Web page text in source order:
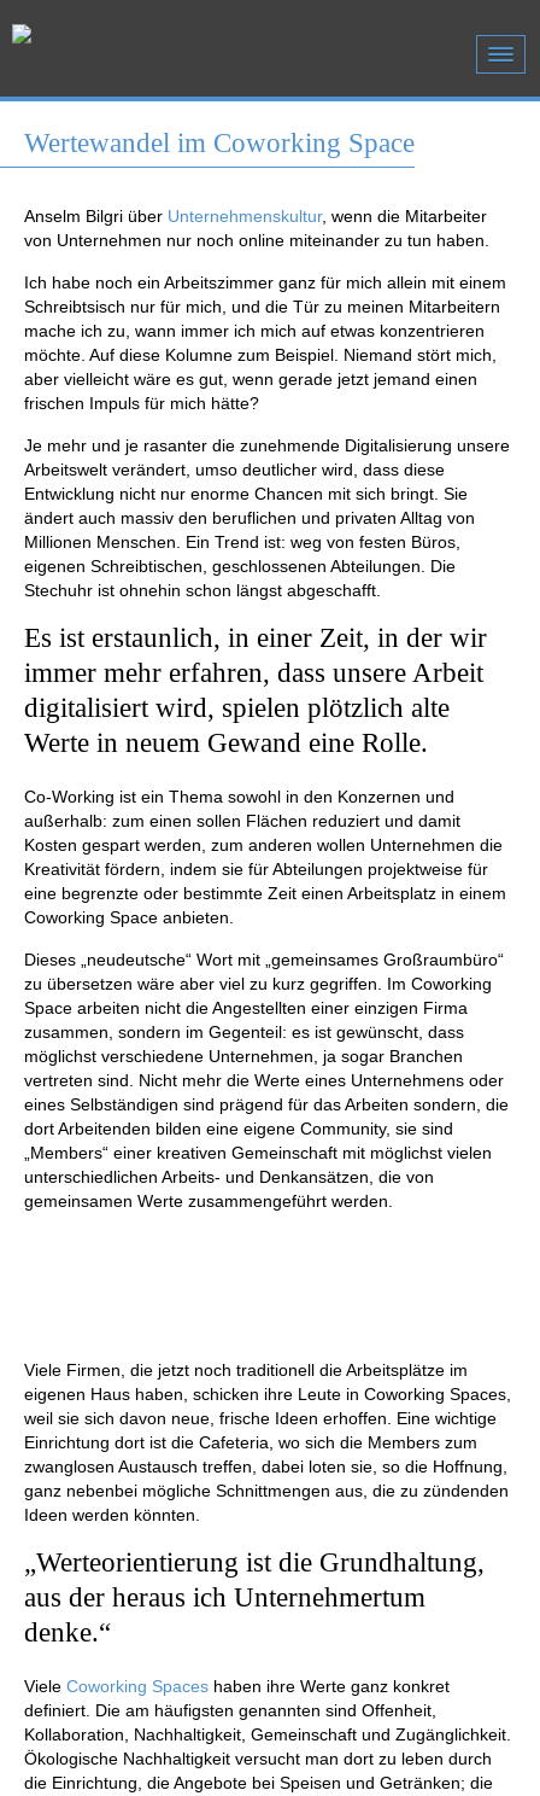
Wertewandel im Coworking Space
Anselm Bilgri über Unternehmenskultur, wenn die Mitarbeiter
von Unternehmen nur noch online miteinander zu tun haben.
Ich habe noch ein Arbeitszimmer ganz für mich allein mit einem
Schreibtsisch nur für mich, und die Tür zu meinen Mitarbeitern
mache ich zu, wann immer ich mich auf etwas konzentrieren
möchte. Auf diese Kolumne zum Beispiel. Niemand stört mich,
aber vielleicht wäre es gut, wenn gerade jetzt jemand einen
frischen Impuls für mich hätte?
Je mehr und je rasanter die zunehmende Digitalisierung unsere
Arbeitswelt verändert, umso deutlicher wird, dass diese
Entwicklung nicht nur enorme Chancen mit sich bringt. Sie
ändert auch massiv den beruflichen und privaten Alltag von
Millionen Menschen. Ein Trend ist: weg von festen Büros,
eigenen Schreibtischen, geschlossenen Abteilungen. Die
Stechuhr ist ohnehin schon längst abgeschafft.
Es ist erstaunlich, in einer Zeit, in der wir
immer mehr erfahren, dass unsere Arbeit
digitalisiert wird, spielen plötzlich alte
Werte in neuem Gewand eine Rolle.
Co-Working ist ein Thema sowohl in den Konzernen und
außerhalb: zum einen sollen Flächen reduziert und damit
Kosten gespart werden, zum anderen wollen Unternehmen die
Kreativität fördern, indem sie für Abteilungen projektweise für
eine begrenzte oder bestimmte Zeit einen Arbeitsplatz in einem
Coworking Space anbieten.
Dieses „neudeutsche“ Wort mit „gemeinsames Großraumbüro“
zu übersetzen wäre aber viel zu kurz gegriffen. Im Coworking
Space arbeiten nicht die Angestellten einer einzigen Firma
zusammen, sondern im Gegenteil: es ist gewünscht, dass
möglichst verschiedene Unternehmen, ja sogar Branchen
vertreten sind. Nicht mehr die Werte eines Unternehmens oder
eines Selbständigen sind prägend für das Arbeiten sondern, die
dort Arbeitenden bilden eine eigene Community, sie sind
„Members“ einer kreativen Gemeinschaft mit möglichst vielen
unterschiedlichen Arbeits- und Denkansätzen, die von
gemeinsamen Werte zusammengeführt werden.
Viele Firmen, die jetzt noch traditionell die Arbeitsplätze im
eigenen Haus haben, schicken ihre Leute in Coworking Spaces,
weil sie sich davon neue, frische Ideen erhoffen. Eine wichtige
Einrichtung dort ist die Cafeteria, wo sich die Members zum
zwanglosen Austausch treffen, dabei loten sie, so die Hoffnung,
ganz nebenbei mögliche Schnittmengen aus, die zu zündenden
Ideen werden könnten.
„Werteorientierung ist die Grundhaltung,
aus der heraus ich Unternehmertum
denke.“
Viele Coworking Spaces haben ihre Werte ganz konkret
definiert. Die am häufigsten genannten sind Offenheit,
Kollaboration, Nachhaltigkeit, Gemeinschaft und Zugänglichkeit.
Ökologische Nachhaltigkeit versucht man dort zu leben durch
die Einrichtung, die Angebote bei Speisen und Getränken; die